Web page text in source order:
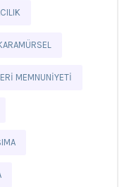
MEMNUNIYETI